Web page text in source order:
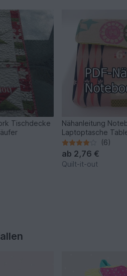
Tischdecke
Nähanleitung
Laptoptasche
(6)
ab 2,76 €
Quilt-it-out